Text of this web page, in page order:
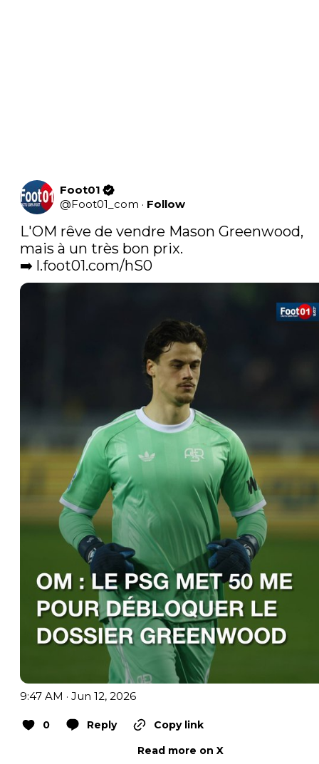
Foot01
@Foot01_com · Follow
L'OM rêve de vendre Mason Greenwood,
mais à un très bon prix.
➡️ l.foot01.com/hS0
9:47 AM · Jun 12, 2026
0 Reply
Copy link
Read more on X